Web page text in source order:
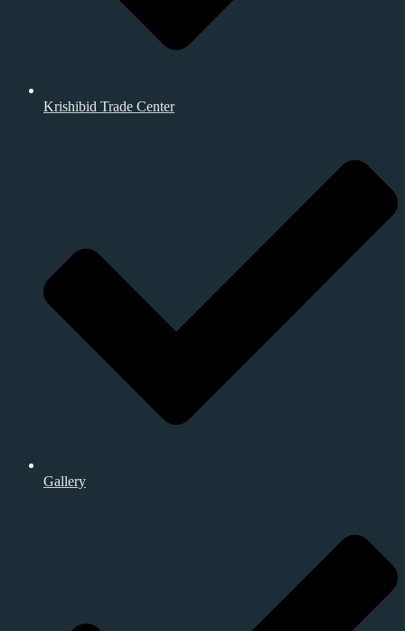
Krishibid Trade Center
Gallery